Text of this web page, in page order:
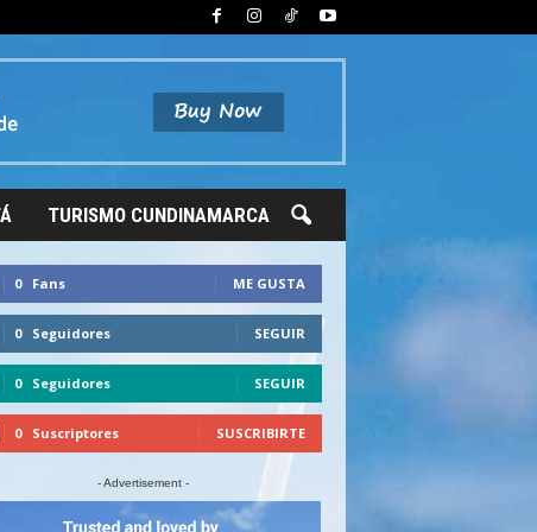
TURISMO CUNDINAMARCA
0 Fans ME GUSTA
0 Seguidores SEGUIR
0 Seguidores SEGUIR
0 Suscriptores SUSCRIBIRTE
- Advertisement -